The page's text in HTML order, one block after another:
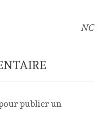
NC
publier un